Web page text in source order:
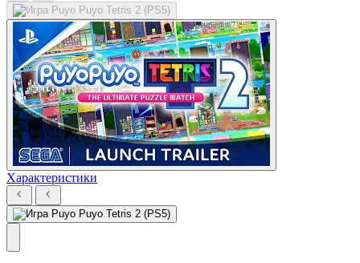
Характеристики